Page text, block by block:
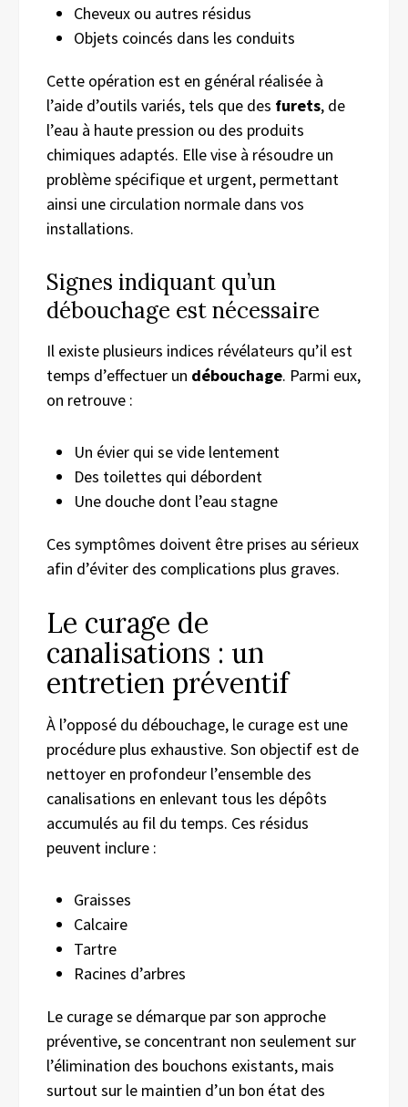
Cheveux ou autres résidus
Objets coincés dans les conduits
Cette opération est en général réalisée à
l’aide d’outils variés, tels que des furets, de
l’eau à haute pression ou des produits
chimiques adaptés. Elle vise à résoudre un
problème spécifique et urgent, permettant
ainsi une circulation normale dans vos
installations.
Signes indiquant qu’un
débouchage est nécessaire
Il existe plusieurs indices révélateurs qu’il est
temps d’effectuer un débouchage. Parmi eux,
on retrouve :
Un évier qui se vide lentement
Des toilettes qui débordent
Une douche dont l’eau stagne
Ces symptômes doivent être prises au sérieux
afin d’éviter des complications plus graves.
Le curage de
canalisations : un
entretien préventif
À l’opposé du débouchage, le curage est une
procédure plus exhaustive. Son objectif est de
nettoyer en profondeur l’ensemble des
canalisations en enlevant tous les dépôts
accumulés au fil du temps. Ces résidus
peuvent inclure :
Graisses
Calcaire
Tartre
Racines d’arbres
Le curage se démarque par son approche
préventive, se concentrant non seulement sur
l’élimination des bouchons existants, mais
surtout sur le maintien d’un bon état des